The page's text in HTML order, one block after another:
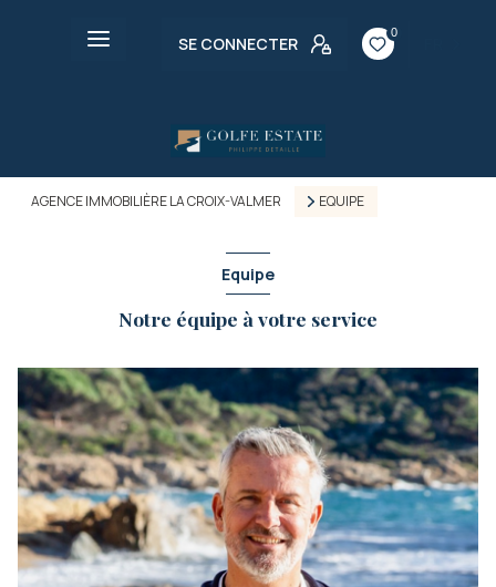
SE CONNECTER
0
AGENCE IMMOBILIÈRE LA CROIX-VALMER EQUIPE
Equipe
Notre équipe à votre service